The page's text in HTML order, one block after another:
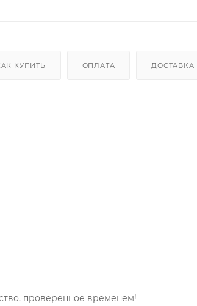
КУПИТЬ ОПЛАТА ДОСТАВКА
свежесть, чистоту и комфорт на весь
проверенное временем!